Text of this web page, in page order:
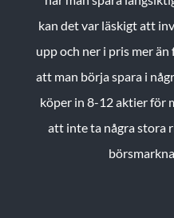
kan det var läskigt att
upp och ner i pris mer
att man börja spara i
köper in 8-12 aktier för
att inte ta några stora